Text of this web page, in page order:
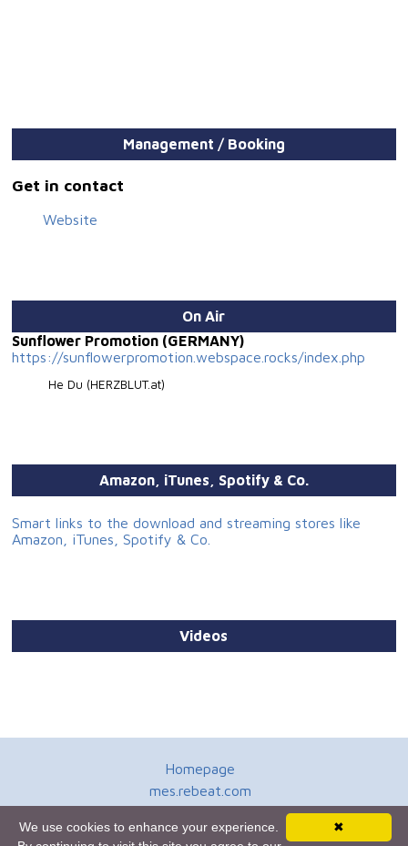
Management / Booking
Get in contact
Website
On Air
Sunflower Promotion (GERMANY)
https://sunflowerpromotion.webspace.rocks/index.php
He Du (HERZBLUT.at)
Amazon, iTunes, Spotify & Co.
Smart links to the download and streaming stores like
Amazon, iTunes, Spotify & Co.
Videos
Homepage
mes.rebeat.com
Terms of Use
✖
We use cookies to enhance your experience.